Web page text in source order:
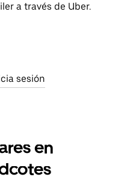
a través de Uber.
sesión
en